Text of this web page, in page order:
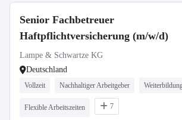
Senior Fachbetreuer
Haftpflichtversicherung (m/w/d)
Lampe & Schwartze KG
Deutschland
Vollzeit Nachhaltiger Arbeitgeber
Flexible Arbeitszeiten 7